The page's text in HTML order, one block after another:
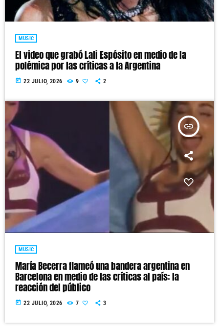
MUSIC
El video que grabó Lali Espósito en medio de la
polémica por las críticas a la Argentina
today 22 JULIO, 2026 9 2
insert_link
MUSIC
María Becerra flameó una bandera argentina en
Barcelona en medio de las críticas al país: la
reacción del público
today 22 JULIO, 2026 7 3